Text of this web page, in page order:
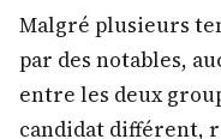
Malgré plusieurs
par des notables,
entre les deux
candidat différent,